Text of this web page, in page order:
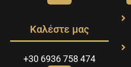
Καλέστε μας
+30 6936 758 474